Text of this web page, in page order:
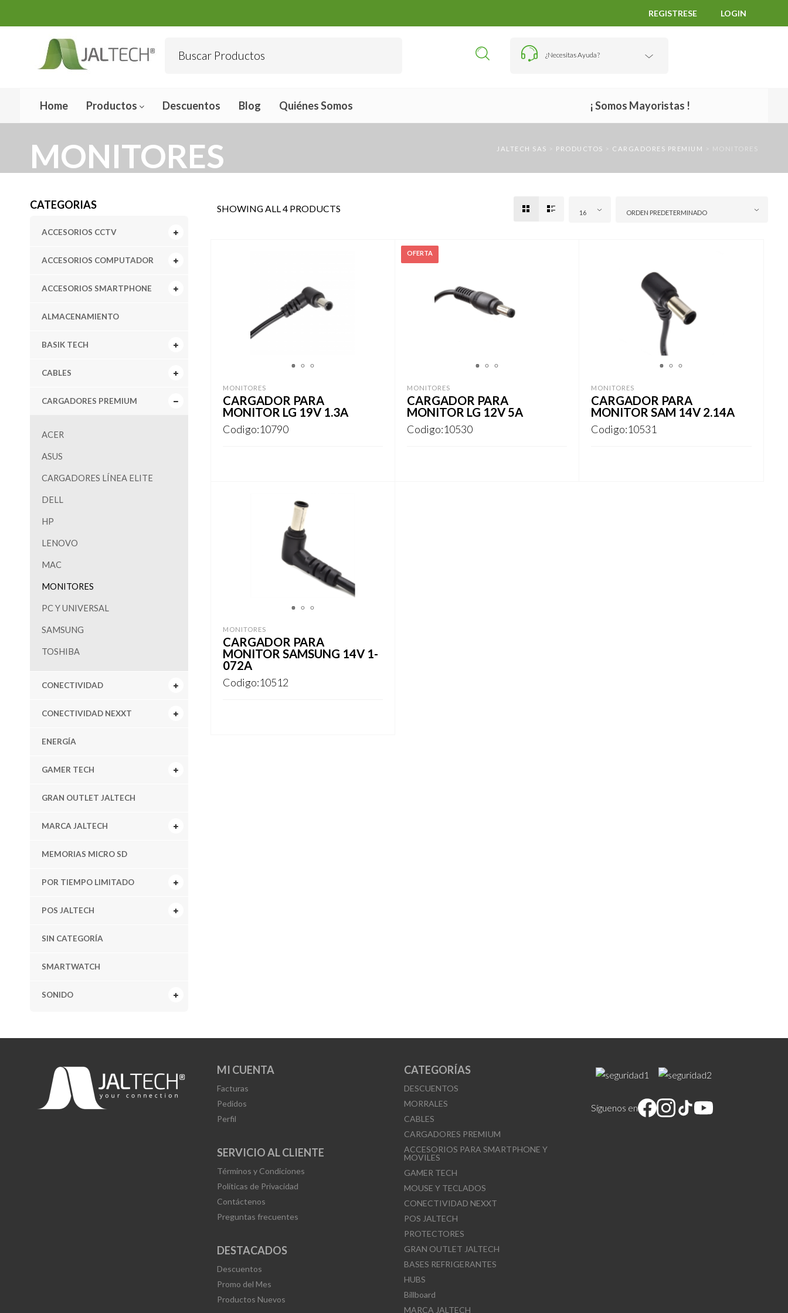
REGISTRESE LOGIN
¿Necesitas Ayuda?
Home Productos Descuentos Blog Quiénes Somos ¡ Somos Mayoristas !
JALTECH SAS PRODUCTOS CARGADORES PREMIUM MONITORES
MONITORES
CATEGORIAS
ACCESORIOS CCTV
ACCESORIOS COMPUTADOR
ACCESORIOS SMARTPHONE
ALMACENAMIENTO
BASIK TECH
CABLES
CARGADORES PREMIUM
ACER
ASUS
CARGADORES LÍNEA ELITE
DELL
HP
LENOVO
MAC
MONITORES
PC Y UNIVERSAL
SAMSUNG
TOSHIBA
CONECTIVIDAD
CONECTIVIDAD NEXXT
ENERGÍA
GAMER TECH
GRAN OUTLET JALTECH
MARCA JALTECH
MEMORIAS MICRO SD
POR TIEMPO LIMITADO
POS JALTECH
SIN CATEGORÍA
SMARTWATCH
SONIDO
SHOWING ALL 4 PRODUCTS 16 ORDEN PREDETERMINADO
MONITORES
CARGADOR PARA
MONITOR LG 19V 1.3A
Codigo:10790
MONITORES
CARGADOR PARA
MONITOR LG 12V 5A
Codigo:10530
MONITORES
CARGADOR PARA
MONITOR SAM 14V 2.14A
Codigo:10531
MONITORES
CARGADOR PARA
MONITOR SAMSUNG 14V 1-
072A
Codigo:10512
MI CUENTA
Facturas
Pedidos
Perfil
SERVICIO AL CLIENTE
Términos y Condiciones
Políticas de Privacidad
Contáctenos
Preguntas frecuentes
DESTACADOS
Descuentos
Promo del Mes
Productos Nuevos
CATEGORÍAS
DESCUENTOS
MORRALES
CABLES
CARGADORES PREMIUM
ACCESORIOS PARA SMARTPHONE Y
MOVILES
GAMER TECH
MOUSE Y TECLADOS
CONECTIVIDAD NEXXT
POS JALTECH
PROTECTORES
GRAN OUTLET JALTECH
BASES REFRIGERANTES
HUBS
Billboard
MARCA JALTECH
Síguenos en